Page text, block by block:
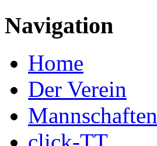
Navigation
Home
Der Verein
Mannschaften